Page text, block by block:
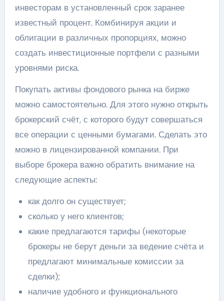
инвесторам в установленный срок заранее
известный процент. Комбинируя акции и
облигации в различных пропорциях, можно
создать инвестиционные портфели с разными
уровнями риска.
Покупать активы фондового рынка на бирже
можно самостоятельно. Для этого нужно открыть
брокерский счёт, с которого будут совершаться
все операции с ценными бумагами. Сделать это
можно в лицензированной компании. При
выборе брокера важно обратить внимание на
следующие аспекты:
как долго он существует;
сколько у него клиентов;
какие предлагаются тарифы (некоторые
брокеры не берут деньги за ведение счёта и
предлагают минимальные комиссии за
сделки);
наличие удобного и функционального